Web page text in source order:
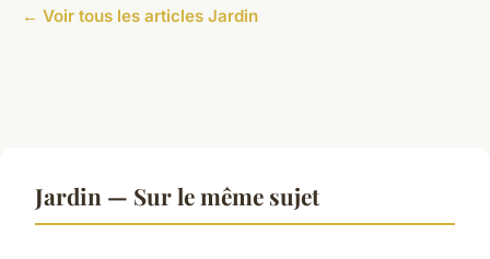
← Voir tous les articles Jardin
Jardin — Sur le même sujet